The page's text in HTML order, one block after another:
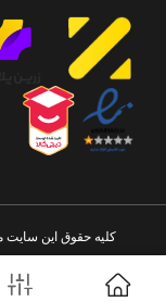
کلیه حقوق این سایت